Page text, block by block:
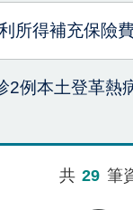
所得補充保險
2例本土登革熱
共 29 筆